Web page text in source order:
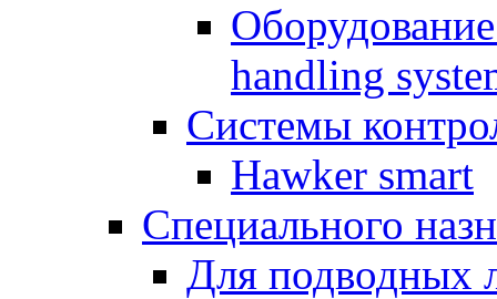
handling
Системы
Hawker smart
Специального
Для подводных